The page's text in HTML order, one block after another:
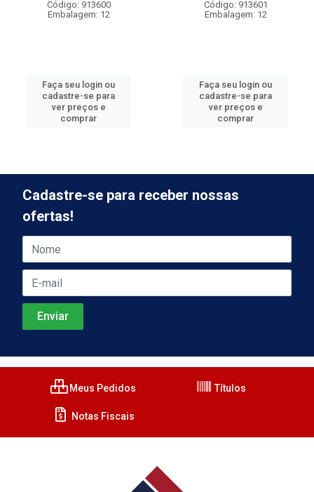
Código: 913600
Embalagem: 12
Faça seu login ou
cadastre-se para
ver preços e
comprar
Código: 913601
Embalagem: 12
Faça seu login ou
cadastre-se para
ver preços e
comprar
Cadastre-se para receber nossas
ofertas!
Meus Pedidos Títulos
Notas Fiscais